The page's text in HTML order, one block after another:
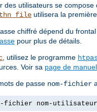
des utilisateurs se
utilisera la
chiffré dépend du
pour plus de détails.
, utilisez le programme
Voir sa page de manuel
de passe nom-fichier
fichier nom-utilisateur